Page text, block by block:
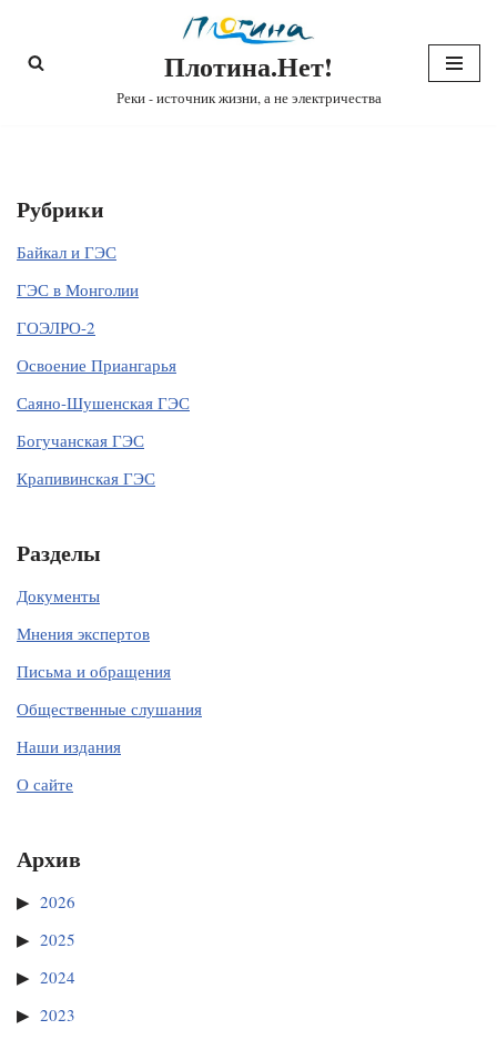
Перейти
Плотина.Нет!
Реки - источник жизни, а не электричества
Рубрики
Байкал и ГЭС
ГЭС в Монголии
ГОЭЛРО-2
Освоение Приангарья
Саяно-Шушенская ГЭС
Богучанская ГЭС
Крапивинская ГЭС
Разделы
Документы
Мнения экспертов
Письма и обращения
Общественные слушания
Наши издания
О сайте
Архив
2026
2025
2024
2023